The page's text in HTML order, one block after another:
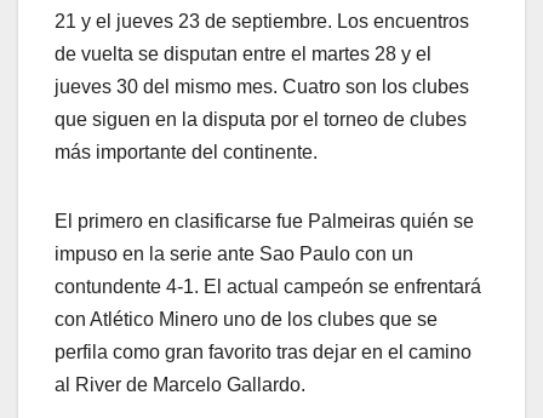
21 y el jueves 23 de septiembre. Los encuentros
de vuelta se disputan entre el martes 28 y el
jueves 30 del mismo mes. Cuatro son los clubes
que siguen en la disputa por el torneo de clubes
más importante del continente.
El primero en clasificarse fue Palmeiras quién se
impuso en la serie ante Sao Paulo con un
contundente 4-1. El actual campeón se enfrentará
con Atlético Minero uno de los clubes que se
perfila como gran favorito tras dejar en el camino
al River de Marcelo Gallardo.